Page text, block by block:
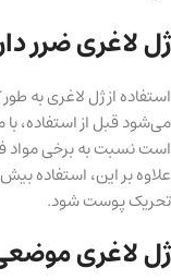
ژل لاغری ضرر
استفاده از ژل لاغری به
می‌شود قبل از استفاده،
است نسبت به برخی مواد
علاوه بر این، استفاده
تحریک پوست شود.
ژل لاغری